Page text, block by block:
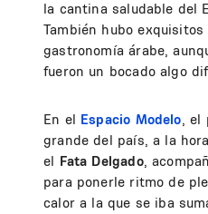
la cantina saludable del
También hubo
gastronomía árabe,
fueron un bocado algo
En el Espacio Modelo, el
grande del país, a la
el Fata Delgado,
para ponerle ritmo de
calor a la que se iba